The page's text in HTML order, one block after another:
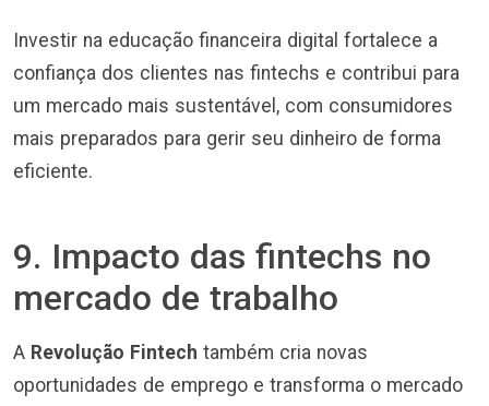
Investir na educação financeira digital fortalece a
confiança dos clientes nas fintechs e contribui para
um mercado mais sustentável, com consumidores
mais preparados para gerir seu dinheiro de forma
eficiente.
9. Impacto das fintechs no
mercado de trabalho
A Revolução Fintech também cria novas
oportunidades de emprego e transforma o mercado